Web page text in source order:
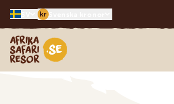
kr
Safari-resor i Afrika